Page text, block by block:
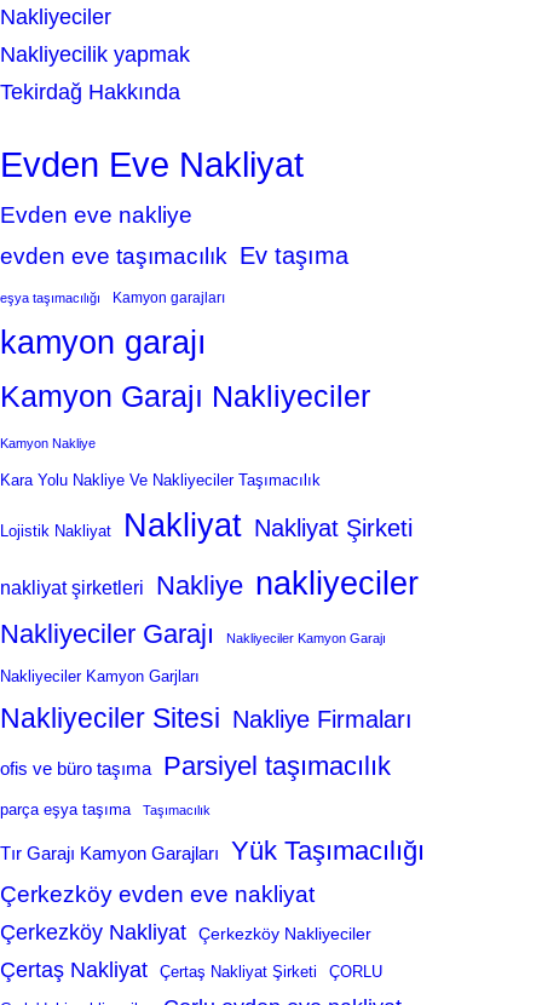
Nakliyeciler
Nakliyecilik yapmak
Tekirdağ Hakkında
Evden Eve Nakliyat
Evden eve nakliye
evden eve taşımacılık Ev taşıma
eşya taşımacılığı Kamyon garajları
kamyon garajı
Kamyon Garajı Nakliyeciler
Kamyon Nakliye
Kara Yolu Nakliye Ve Nakliyeciler Taşımacılık
Lojistik Nakliyat Nakliyat Nakliyat Şirketi
nakliyat şirketleri Nakliye nakliyeciler
Nakliyeciler Garajı Nakliyeciler Kamyon Garajı
Nakliyeciler Kamyon Garjları
Nakliyeciler Sitesi Nakliye Firmaları
ofis ve büro taşıma Parsiyel taşımacılık
parça eşya taşıma Taşımacılık
Tır Garajı Kamyon Garajları Yük Taşımacılığı
Çerkezköy evden eve nakliyat
Çerkezköy Nakliyat Çerkezköy Nakliyeciler
Çertaş Nakliyat Çertaş Nakliyat Şirketi ÇORLU